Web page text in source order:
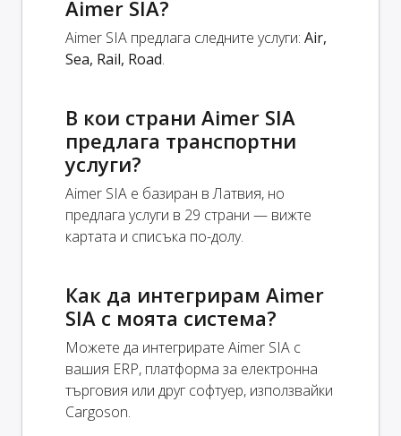
Aimer SIA?
Aimer SIA предлага следните услуги: Air,
Sea, Rail, Road.
В кои страни Aimer SIA
предлага транспортни
услуги?
Aimer SIA е базиран в Латвия, но
предлага услуги в 29 страни — вижте
картата и списъка по-долу.
Как да интегрирам Aimer
SIA с моята система?
Можете да интегрирате Aimer SIA с
вашия ERP, платформа за електронна
търговия или друг софтуер, използвайки
Cargoson.